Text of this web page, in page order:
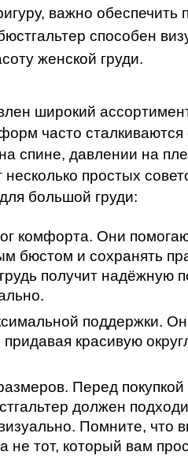
важно
способен
женской груди.
широкий
часто сталкиваются
спине, давлении на
простых
для большой груди:
комфорта. Они
бюстом и сохранять
получит надёжную
поддержки.
красивую
Перед
должен
Помните, что
не тот, который вам